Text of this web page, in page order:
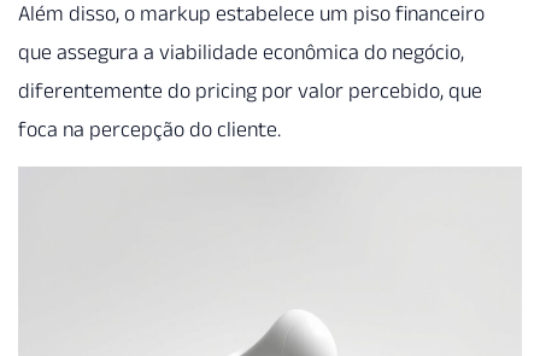
Além disso, o markup estabelece um piso financeiro
que assegura a viabilidade econômica do negócio,
diferentemente do pricing por valor percebido, que
foca na percepção do cliente.